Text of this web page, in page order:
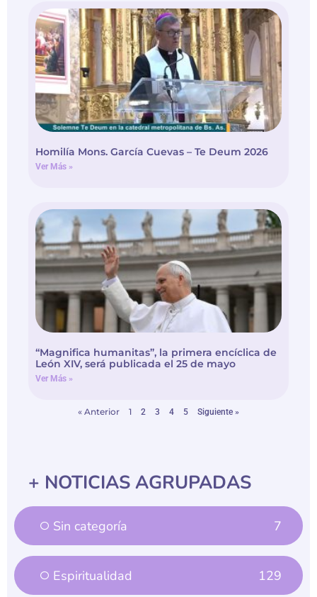
Homilía Mons. García Cuevas – Te Deum 2026
Ver Más »
“Magnifica humanitas”, la primera encíclica de
León XIV, será publicada el 25 de mayo
Ver Más »
« Anterior 1 2 3 4 5 Siguiente »
+ NOTICIAS AGRUPADAS
Sin categoría 7
Espiritualidad 129